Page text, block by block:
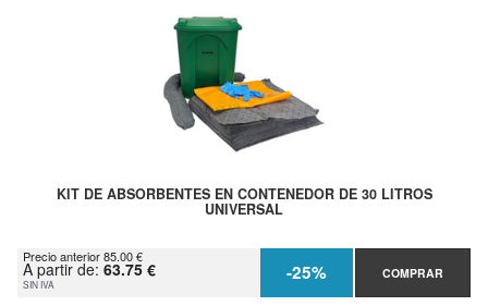
KIT DE ABSORBENTES EN CONTENEDOR DE 30 LITROS
UNIVERSAL
Precio anterior 85.00 €
A partir de: 63.75 €
SIN IVA -25% COMPRAR